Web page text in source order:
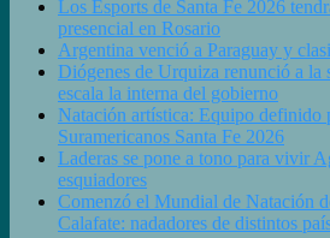
Los Esports de Santa Fe 2026
presencial en Rosario
Argentina venció a Paraguay y
Diógenes de Urquiza renunció a la
escala la interna del gobierno
Natación artística: Equipo definido
Suramericanos Santa Fe 2026
Laderas se pone a tono para vivir
esquiadores
Comenzó el Mundial de Natación
Calafate: nadadores de distintos